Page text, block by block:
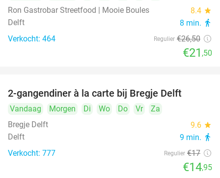
Ron Gastrobar Streetfood | Mooie Boules 8.4 star
Delft 8 min. directions_walk
Verkocht: 464 Regulier €26,50
€21 ,50
2-gangendiner à la carte bij Bregje Delft
Vandaag Morgen Di Wo Do Vr
Za
Bregje Delft
9.6 star
Delft 9 min. directions_walk
Verkocht: 777 Regulier €17
€14,95